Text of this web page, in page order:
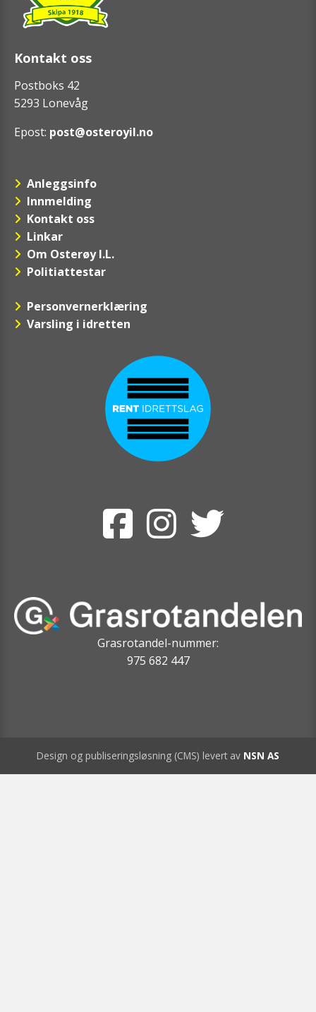
Kontakt oss
Postboks 42
5293 Lonevåg
Epost: post@osteroyil.no
Anleggsinfo
Innmelding
Kontakt oss
Linkar
Om Osterøy I.L.
Politiattestar
Personvernerklæring
Varsling i idretten
Grasrotandel-nummer:
975 682 447
Design og publiseringsløsning (CMS) levert av NSN AS